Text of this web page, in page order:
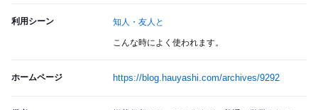
利用シーン 知人・友人と
こんな時によく使われます。
ホームページ https://blog.hauyashi.com/archives/9292